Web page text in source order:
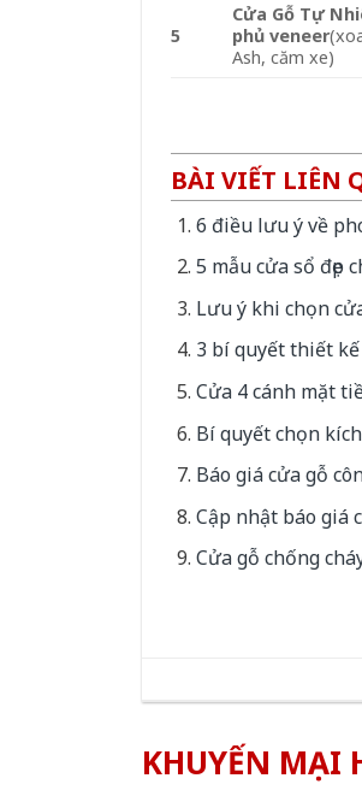
5
Cửa Gỗ Tự
phủ veneer
Ash, căm xe)
BÀI VIẾT LIÊN
6 điều lưu ý về
5 mẫu cửa sổ đẹp
Lưu ý khi chọn
3 bí quyết thiết
Cửa 4 cánh mặt
Bí quyết chọn
Báo giá cửa gỗ
Cập nhật báo giá
Cửa gỗ chống
KHUYẾN MẠI